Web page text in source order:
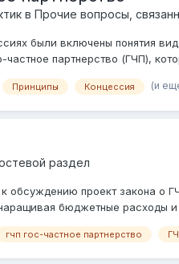
в Прочие вопросы,
были включены понятия
частное партнерство (ГЧП),
Принципы Концессия (и
раздел
проект закона о
бюджетные расходы
гчп гос-частное партнерство